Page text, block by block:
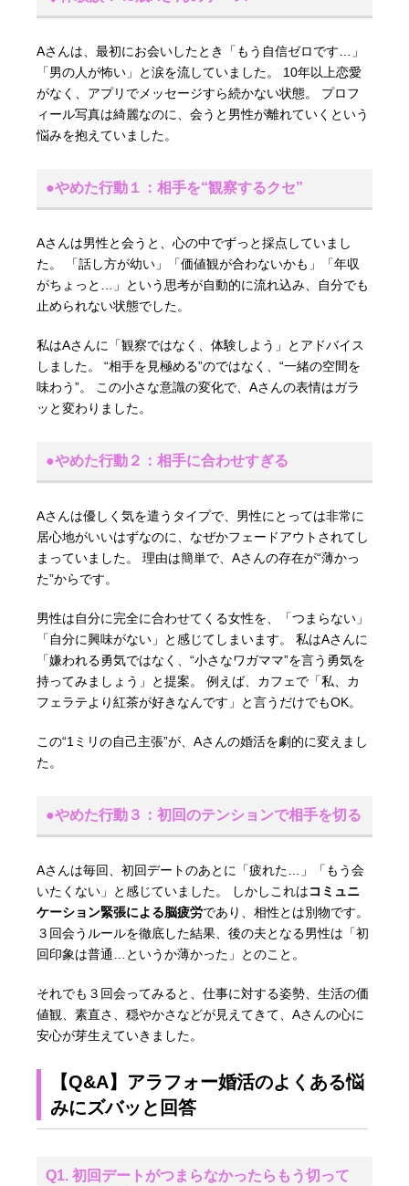
Aさんは、最初にお会いしたとき「もう自信ゼロです…」
「男の人が怖い」と涙を流していました。 10年以上恋愛
がなく、アプリでメッセージすら続かない状態。 プロフ
ィール写真は綺麗なのに、会うと男性が離れていくという
悩みを抱えていました。
●やめた行動１：相手を“観察するクセ”
Aさんは男性と会うと、心の中でずっと採点していまし
た。 「話し方が幼い」「価値観が合わないかも」「年収
がちょっと…」という思考が自動的に流れ込み、自分でも
止められない状態でした。
私はAさんに「観察ではなく、体験しよう」とアドバイス
しました。 “相手を見極める”のではなく、“一緒の空間を
味わう”。 この小さな意識の変化で、Aさんの表情はガラ
ッと変わりました。
●やめた行動２：相手に合わせすぎる
Aさんは優しく気を遣うタイプで、男性にとっては非常に
居心地がいいはずなのに、なぜかフェードアウトされてし
まっていました。 理由は簡単で、Aさんの存在が“薄かっ
た”からです。
男性は自分に完全に合わせてくる女性を、「つまらない」
「自分に興味がない」と感じてしまいます。 私はAさんに
「嫌われる勇気ではなく、“小さなワガママ”を言う勇気を
持ってみましょう」と提案。 例えば、カフェで「私、カ
フェラテより紅茶が好きなんです」と言うだけでもOK。
この“1ミリの自己主張”が、Aさんの婚活を劇的に変えまし
た。
●やめた行動３：初回のテンションで相手を切る
Aさんは毎回、初回デートのあとに「疲れた…」「もう会
いたくない」と感じていました。 しかしこれはコミュニ
ケーション緊張による脳疲労であり、相性とは別物です。
３回会うルールを徹底した結果、後の夫となる男性は「初
回印象は普通…というか薄かった」とのこと。
それでも３回会ってみると、仕事に対する姿勢、生活の価
値観、素直さ、穏やかさなどが見えてきて、Aさんの心に
安心が芽生えていきました。
【Q&A】アラフォー婚活のよくある悩
みにズバッと回答
Q1. 初回デートがつまらなかったらもう切って